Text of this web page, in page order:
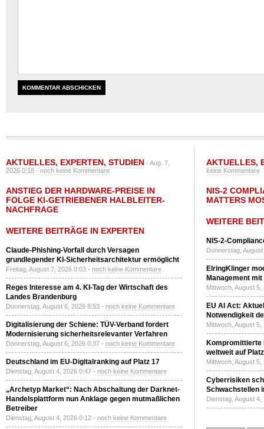
AKTUELLES, EXPERTEN, STUDIEN - Aug. 7,
2026 0:18 -noch keine Kommentare
ANSTIEG DER HARDWARE-PREISE IN
FOLGE KI-GETRIEBENER HALBLEITER-
NACHFRAGE
WEITERE BEITRÄGE IN EXPERTEN
Claude-Phishing-Vorfall durch Versagen
grundlegender KI-Sicherheitsarchitektur ermöglicht
Freitag, August 7, 2026 0:03 - noch keine Kommentare
Reges Interesse am 4. KI-Tag der Wirtschaft des
Landes Brandenburg
Donnerstag, August 6, 2026 8:53 - noch keine Kommentare
Digitalisierung der Schiene: TÜV-Verband fordert
Modernisierung sicherheitsrelevanter Verfahren
Donnerstag, August 6, 2026 0:37 - noch keine Kommentare
Deutschland im EU-Digitalranking auf Platz 17
Dienstag, August 4, 2026 0:47 - noch keine Kommentare
„Archetyp Market“: Nach Abschaltung der Darknet-
Handelsplattform nun Anklage gegen mutmaßlichen
Betreiber
Dienstag, August 4, 2026 0:12 - noch keine Kommentare
AKTUELLES,
keine Kommentare
NIS-2
MATTERS
WEITERE
NIS-2-
Donnerstag,
ElringKlinger
Management
Mittwoch, August
EU AI Act:
Notwendigkeit
Mittwoch, August
Kompromittierte
weltweit auf
Mittwoch, August
Cyberrisiken
Schwachstellen
Dienstag, August